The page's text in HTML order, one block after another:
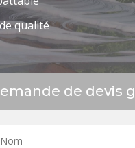
qualité
de devis